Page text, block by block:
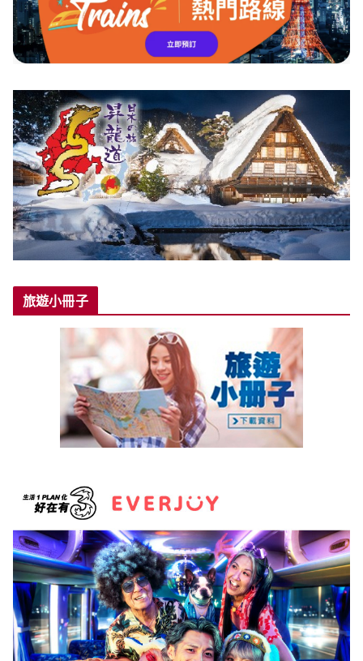
旅遊小冊子